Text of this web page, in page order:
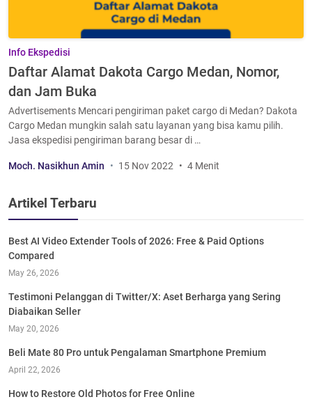
Info Ekspedisi
Daftar Alamat Dakota Cargo Medan, Nomor,
dan Jam Buka
Advertisements Mencari pengiriman paket cargo di Medan? Dakota
Cargo Medan mungkin salah satu layanan yang bisa kamu pilih.
Jasa ekspedisi pengiriman barang besar di …
Moch. Nasikhun Amin 15 Nov 2022 4 Menit
Artikel Terbaru
Best AI Video Extender Tools of 2026: Free & Paid Options
Compared
May 26, 2026
Testimoni Pelanggan di Twitter/X: Aset Berharga yang Sering
Diabaikan Seller
May 20, 2026
Beli Mate 80 Pro untuk Pengalaman Smartphone Premium
April 22, 2026
How to Restore Old Photos for Free Online